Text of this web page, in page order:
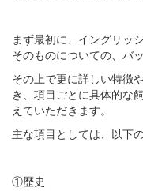
まず最初に、イングリッ
そのものについての、バ
その上で更に詳しい特徴
き、項目ごとに具体的な
えていただきます。
主な項目としては、以下
①歴史